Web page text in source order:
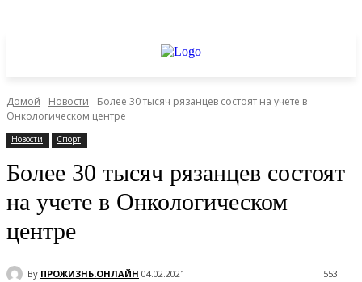
Домой Новости
Более 30 тысяч рязанцев состоят на учете в
Онкологическом центре
Новости Спорт
Более 30 тысяч рязанцев состоят
на учете в Онкологическом
центре
By ПРОЖИЗНЬ.ОНЛАЙН 04.02.2021 553